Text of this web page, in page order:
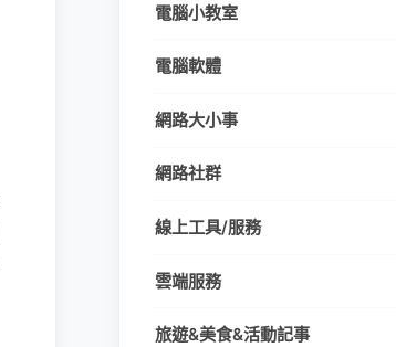
電腦小教室
電腦軟體
網路大小事
網路社群
線上工具/服務
雲端服務
旅遊&美食&活動記事